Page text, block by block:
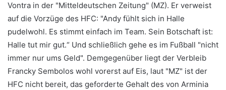
Vontra in der "Mitteldeutschen Zeitung" (MZ). Er verweist
auf die Vorzüge des HFC: "Andy fühlt sich in Halle
pudelwohl. Es stimmt einfach im Team. Sein Botschaft ist:
Halle tut mir gut.“ Und schließlich gehe es im Fußball "nicht
immer nur ums Geld". Demgegenüber liegt der Verbleib
Francky Sembolos wohl vorerst auf Eis, laut "MZ" ist der
HFC nicht bereit, das geforderte Gehalt des von Arminia